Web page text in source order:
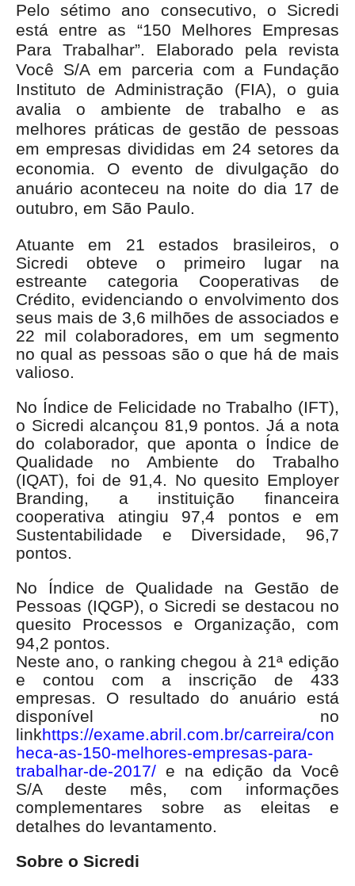
Pelo sétimo ano consecutivo, o Sicredi
está entre as “150 Melhores Empresas
Para Trabalhar”. Elaborado pela revista
Você S/A em parceria com a Fundação
Instituto de Administração (FIA), o guia
avalia o ambiente de trabalho e as
melhores práticas de gestão de pessoas
em empresas divididas em 24 setores da
economia. O evento de divulgação do
anuário aconteceu na noite do dia 17 de
outubro, em São Paulo.
Atuante em 21 estados brasileiros, o
Sicredi obteve o primeiro lugar na
estreante categoria Cooperativas de
Crédito, evidenciando o envolvimento dos
seus mais de 3,6 milhões de associados e
22 mil colaboradores, em um segmento
no qual as pessoas são o que há de mais
valioso.
No Índice de Felicidade no Trabalho (IFT),
o Sicredi alcançou 81,9 pontos. Já a nota
do colaborador, que aponta o Índice de
Qualidade no Ambiente do Trabalho
(IQAT), foi de 91,4. No quesito Employer
Branding, a instituição financeira
cooperativa atingiu 97,4 pontos e em
Sustentabilidade e Diversidade, 96,7
pontos.
No Índice de Qualidade na Gestão de
Pessoas (IQGP), o Sicredi se destacou no
quesito Processos e Organização, com
94,2 pontos.
Neste ano, o ranking chegou à 21ª edição
e contou com a inscrição de 433
empresas. O resultado do anuário está
disponível no
linkhttps://exame.abril.com.br/carreira/con
heca-as-150-melhores-empresas-para-
trabalhar-de-2017/ e na edição da Você
S/A deste mês, com informações
complementares sobre as eleitas e
detalhes do levantamento.
Sobre o Sicredi